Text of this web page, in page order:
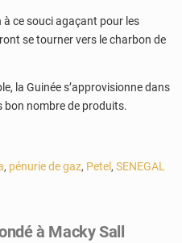
à ce souci agaçant pour les
se tourner vers le charbon de
la Guinée s’approvisionne dans
bon nombre de produits.
, pénurie de gaz, Petel, SENEGAL
à Macky Sall